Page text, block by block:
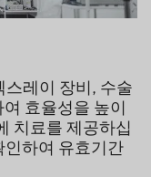
스레이 장비, 수술
효율성을 높이
치료를 제공하십
인하여 유효기간